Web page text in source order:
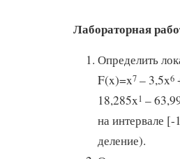
Лабораторная
Определить
F(x)=x7 – 3,5x6
18,285x1 –
на интервале
деление).